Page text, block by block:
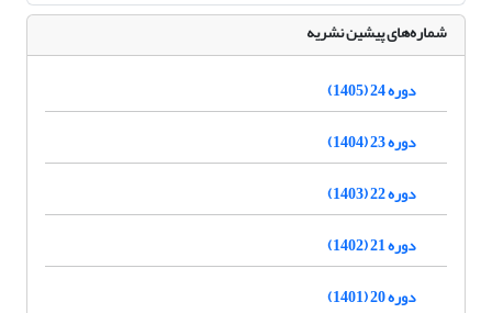
شماره‌های پیشین نشریه
دوره 24 (1405)
دوره 23 (1404)
دوره 22 (1403)
دوره 21 (1402)
دوره 20 (1401)